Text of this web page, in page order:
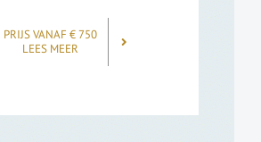
PRIJS VANAF € 750
LEES MEER